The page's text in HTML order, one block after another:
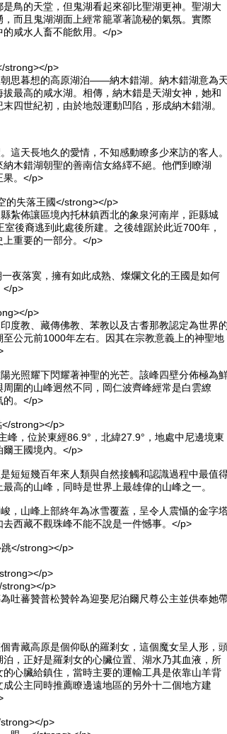
鳥的天堂，但鬼湖看起來卻比聖湖更神。聖湖大
而且鬼湖湖面上經常籠罩著詭秘的氣氛。實際
的咸水人畜不能飲用。</p>
strong></p>
思暮想的高原湖泊——納木錯湖。納木錯湖意為
最高的咸水湖。相傳，納木錯是天湖女神，她和
四世紀初，由於地殼運動凹陷，形成納木錯湖。
這天長地久的愛情，不知感動瞭多少來訪的客人
木錯湖朝聖的善南信女絡繹不絕。他們到瞭湖
果。</p>
的失落王國</strong></p>
紮佈讓區境內托林鎮西北的象泉河南岸，距縣城
後裔逃到此處後所建。之後雄踞於此近700年，
重要的一部分。</p>
夜落寞，擁有如此成熟、燦爛文化的王國是如何
</p>
p>
度教、藏傳佛教、苯教以及古耆那教認定為世界
公元前1000年左右。因其在宗教意義上的神聖地
光照耀下閃耀著神聖的光芒。該峰四壁分佈極為
圍的山峰迥然不同，岡仁波齊峰經常是白雲繚
的。</p>
strong></p>
峰，位於東經86.9°，北緯27.9°，地處中尼邊境東
王國境內。</p>
短短幾百年來人類與自然接觸和認識過程中最值
高的山峰，同時是世界上最雄偉的山峰之一。
，山峰上部終年為冰雪覆蓋，呈令人震懾的金字
西藏不觀珠峰不能不說是一件憾事。</p>
</strong></p>
p>
p>
吐蕃贊普松贊幹為迎娶尼泊爾尺尊公主並供奉她
青藏高原是個仰臥的羅剎女，這個魔女呈人形，
，正好是羅剎女的心臟位置、湖水乃其血液，所
心臟給鎮住，當時主要的運輸工具是依靠山羊背
公主同時推薦瞭邊遠地區的另外十二個地方建
p>